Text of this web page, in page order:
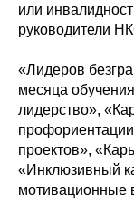
или
руководители
«Лидеров
месяца
лидерство»,
проектов»,
«Инклюзивный
мотивационные